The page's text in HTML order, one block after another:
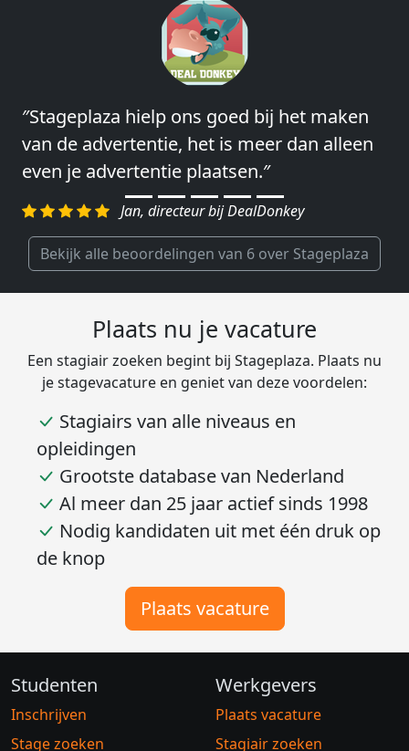
″Stageplaza hielp ons goed bij het maken
van de advertentie, het is meer dan alleen
even je advertentie plaatsen.″
Jan, directeur bij DealDonkey
″Wij hebben in ieder geval prima
ervaringen met Stageplaza: elke keer weer
weet Stageplaza prima kandidaten snel te
regelen.″
Harald, Head of Shared Service Center bij
VION Food Netherlands
Plaats nu je vacature
Een stagiair zoeken begint bij Stageplaza. Plaats nu
je stagevacature en geniet van deze voordelen:
Stagiairs van alle niveaus en
opleidingen
Grootste database van Nederland
Al meer dan 25 jaar actief sinds 1998
Plaats vacature
Studenten Werkgevers